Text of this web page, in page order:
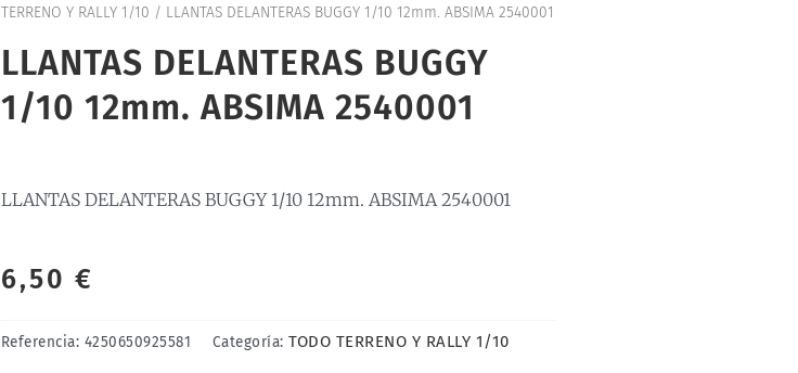
TERRENO Y RALLY 1/10 / LLANTAS DELANTERAS BUGGY 1/10 12mm. ABSIMA 2540001
LLANTAS DELANTERAS BUGGY
1/10 12mm. ABSIMA 2540001
LLANTAS DELANTERAS BUGGY 1/10 12mm. ABSIMA 2540001
6,50 €
Referencia: 4250650925581 Categoría:TODO TERRENO Y RALLY 1/10